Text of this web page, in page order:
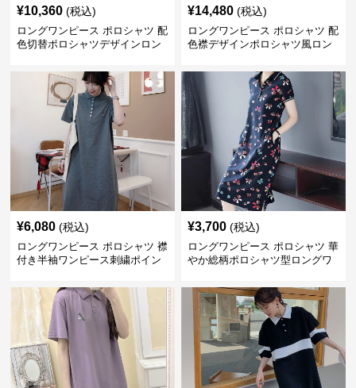
¥10,360 (税込)
ロングワンピース ポロシャツ 配
色切替ポロシャツデザインロン
¥14,480 (税込)
ロングワンピース ポロシャツ 配
色襟デザインポロシャツ風ロン
¥6,080 (税込)
ロングワンピース ポロシャツ 襟
付き半袖ワンピース刺繍ポイン
¥3,700 (税込)
ロングワンピース ポロシャツ 華
やか総柄ポロシャツ型ロングワ